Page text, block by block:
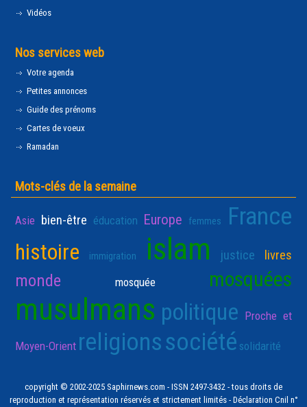
Vidéos
Nos services web
Votre agenda
Petites annonces
Guide des prénoms
Cartes de voeux
Ramadan
Mots-clés de la semaine
Asie bien-être éducation Europe femmes France
histoire immigration islam justice livres
monde mosquée mosquées
musulmans politique Proche et
Moyen-Orient religionssociété solidarité
copyright © 2002-2025 Saphirnews.com - ISSN 2497-3432 - tous droits de
reproduction et représentation réservés et strictement limités - Déclaration Cnil n°